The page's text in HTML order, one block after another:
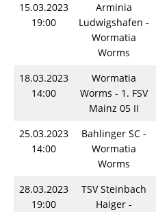
15.03.2023
19:00
Arminia
Ludwigshafen -
Wormatia
Worms
18.03.2023
14:00
Wormatia
Worms - 1. FSV
Mainz 05 II
25.03.2023
14:00
Bahlinger SC -
Wormatia
Worms
28.03.2023
19:00
TSV Steinbach
Haiger -